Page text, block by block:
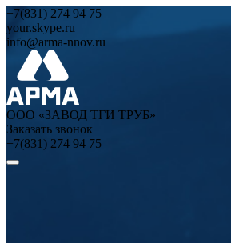
+7(831) 274 94 75
your.skype.ru
info@arma-nnov.ru
ООО «ЗАВОД ТГИ ТРУБ»
Заказать звонок
+7(831) 274 94 75